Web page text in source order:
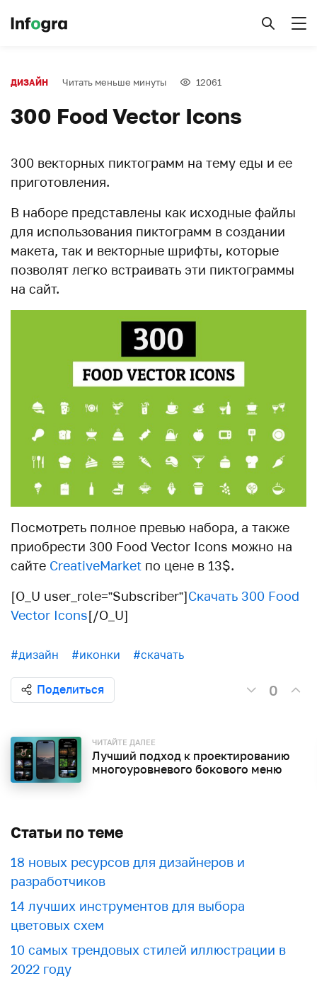
ДИЗАЙН Читать меньше минуты 12061
300 Food Vector Icons
300 векторных пиктограмм на тему еды и ее
приготовления.
В наборе представлены как исходные файлы
для использования пиктограмм в создании
макета, так и векторные шрифты, которые
позволят легко встраивать эти пиктограммы
на сайт.
Посмотреть полное превью набора, а также
приобрести 300 Food Vector Icons можно на
сайте CreativeMarket по цене в 13$.
[O_U user_role=”Subscriber”]Скачать 300 Food
Vector Icons[/O_U]
#дизайн #иконки #скачать
Поделиться 0
ЧИТАЙТЕ ДАЛЕЕ
Лучший подход к проектированию
многоуровневого бокового меню
Статьи по теме
18 новых ресурсов для дизайнеров и
разработчиков
​​14 лучших инструментов для выбора
цветовых схем
10 самых трендовых стилей иллюстрации в
2022 году